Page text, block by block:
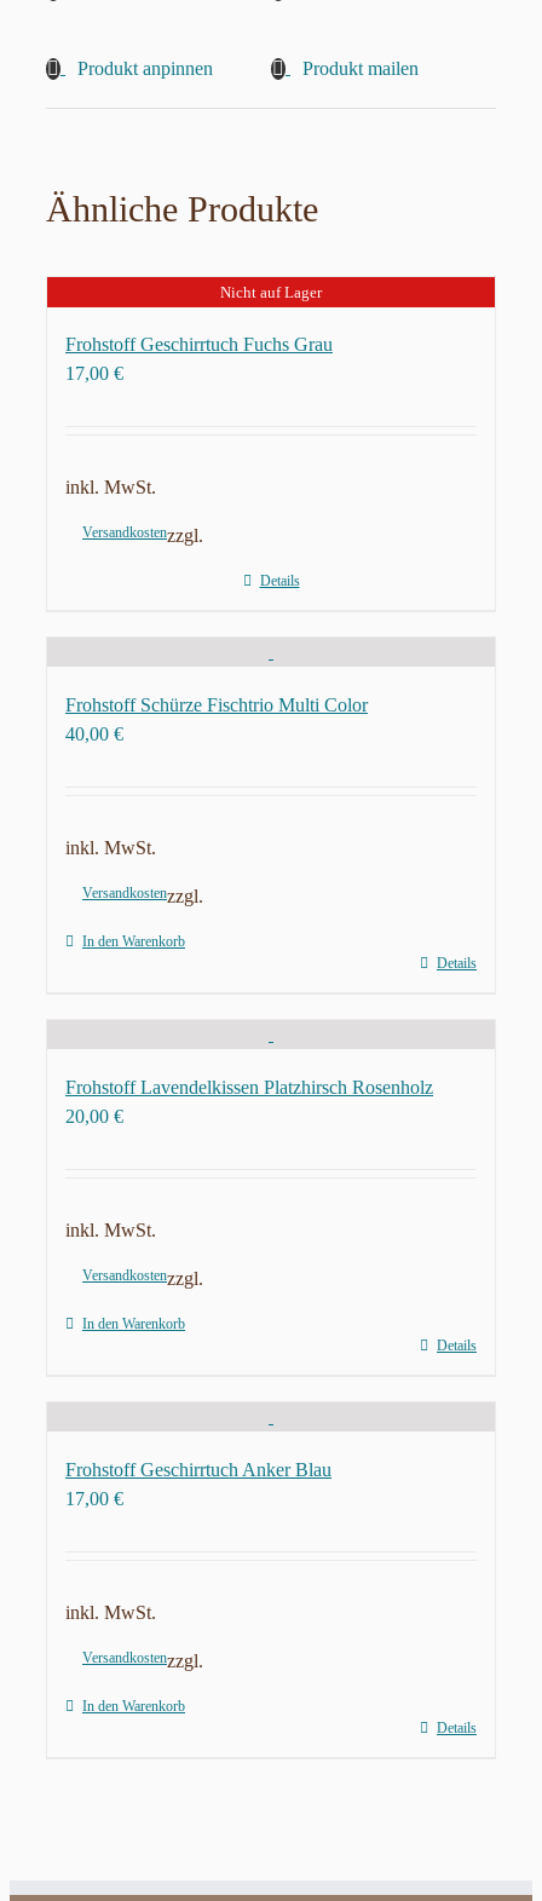
Produkt anpinnen Produkt mailen
Ähnliche Produkte
Nicht auf Lager
Frohstoff Geschirrtuch Fuchs Grau
17,00 €
inkl. MwSt.
zzgl.
Versandkosten
Details
Frohstoff Schürze Fischtrio Multi Color
40,00 €
inkl. MwSt.
zzgl.
Versandkosten
In den Warenkorb
Details
Frohstoff Lavendelkissen Platzhirsch Rosenholz
20,00 €
inkl. MwSt.
zzgl.
Versandkosten
In den Warenkorb
Details
Frohstoff Geschirrtuch Anker Blau
17,00 €
inkl. MwSt.
zzgl.
Versandkosten
In den Warenkorb
Details